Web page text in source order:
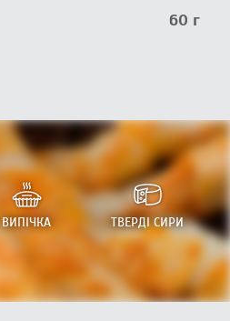
60 г
ВИПІЧКА ТВЕРДІ СИРИ